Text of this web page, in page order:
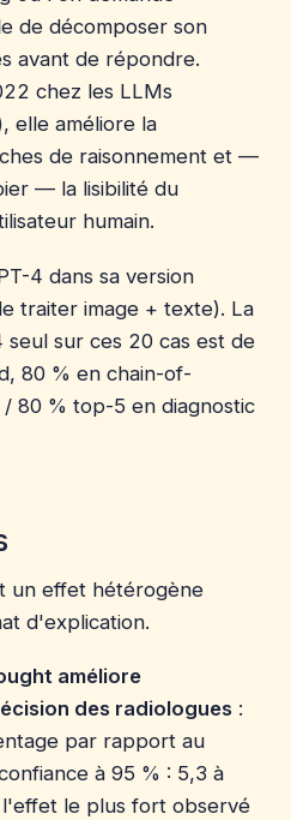
de décomposer son
avant de répondre.
chez les LLMs
elle améliore la
de raisonnement et —
— la lisibilité du
humain.
4 dans sa version
traiter image + texte). La
sur ces 20 cas est de
80 % en chain-of-
80 % top-5 en diagnostic
un effet hétérogène
d'explication.
améliore
des radiologues :
par rapport au
à 95 % : 5,3 à
le plus fort observé